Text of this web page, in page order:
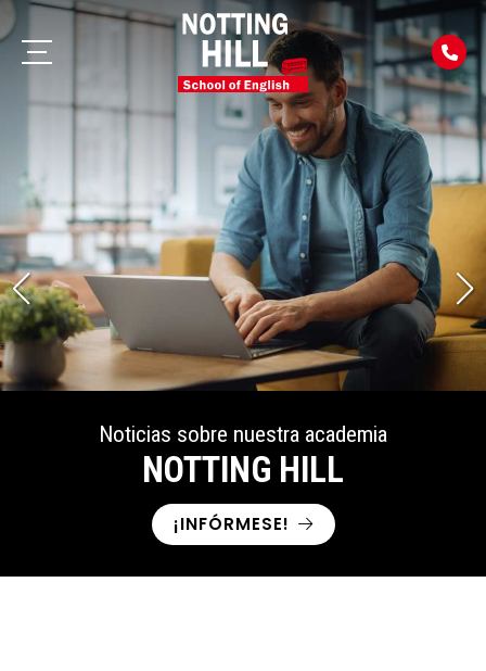
Noticias sobre nuestra academia
NOTTING HILL
¡INFÓRMESE!